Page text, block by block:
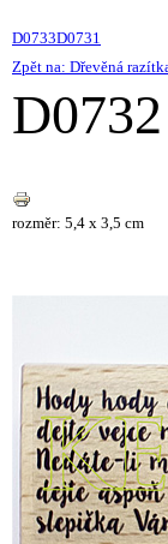
D0733D0731
Zpět na: Dřevěná
D0732
rozměr: 5,4 x 3,5 cm